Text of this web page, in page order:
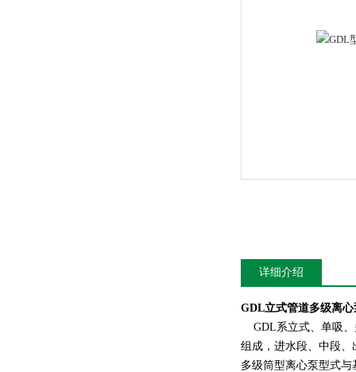
详细介绍
GDL立式管道多级离
GDL系立式、单吸、
组成，进水段、中段、
多级筒型离心泵型式